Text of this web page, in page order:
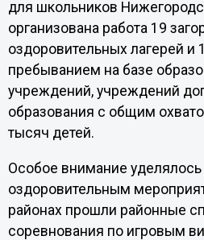
для школьников
организована работа 19
оздоровительных лагерей и
пребыванием на базе
учреждений, учреждений
образования с общим
тысяч детей.
Особое внимание уделялось
оздоровительным
районах прошли районные
соревнования по игровым